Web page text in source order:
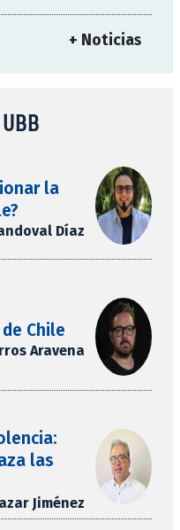
+ Noticias
la
Díaz
Chile
Aravena
las
Jiménez